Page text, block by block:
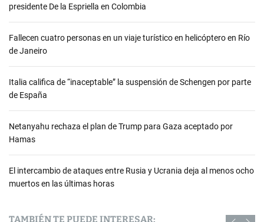
presidente De la Espriella en Colombia
Fallecen cuatro personas en un viaje turístico en helicóptero en Río
de Janeiro
Italia califica de “inaceptable” la suspensión de Schengen por parte
de España
Netanyahu rechaza el plan de Trump para Gaza aceptado por
Hamas
El intercambio de ataques entre Rusia y Ucrania deja al menos ocho
muertos en las últimas horas
TAMBIÉN TE PUEDE INTERESAR: